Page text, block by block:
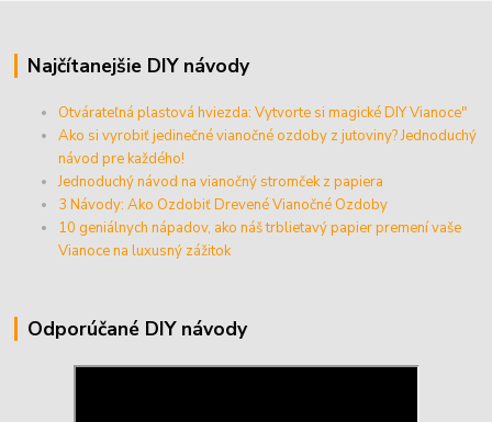
Najčítanejšie DIY návody
Otvárateľná plastová hviezda: Vytvorte si magické DIY Vianoce"
Ako si vyrobiť jedinečné vianočné ozdoby z jutoviny? Jednoduchý
návod pre každého!
Jednoduchý návod na vianočný stromček z papiera
3 Návody: Ako Ozdobiť Drevené Vianočné Ozdoby
10 geniálnych nápadov, ako náš trblietavý papier premení vaše
Vianoce na luxusný zážitok
Odporúčané DIY návody